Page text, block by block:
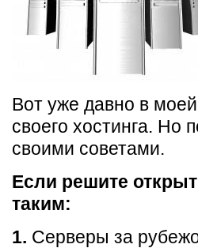
Вот уже давно в
своего хостинга. Но
своими советами.
Если решите
таким:
1. Серверы за